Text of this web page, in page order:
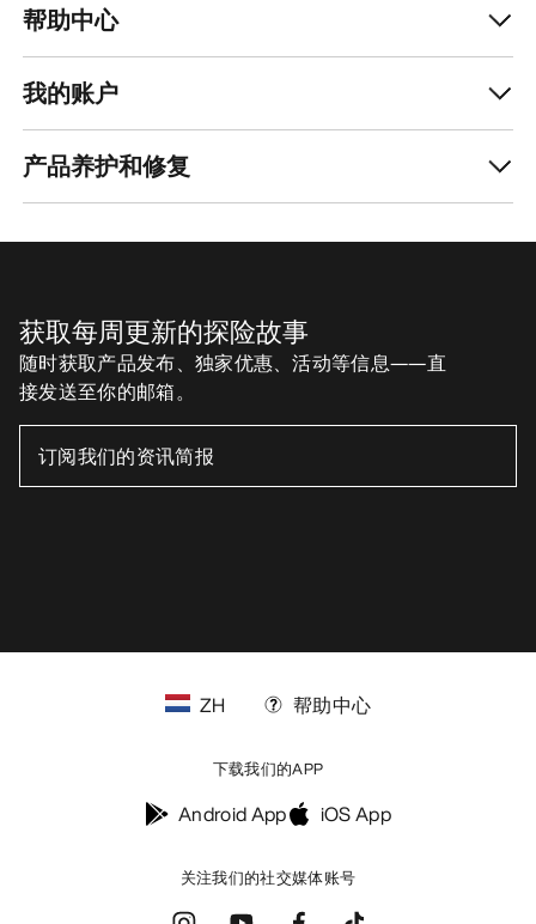
帮助中心
我的账户
产品养护和修复
获取每周更新的探险故事
随时获取产品发布、独家优惠、活动等信息——直
接发送至你的邮箱。
关注我们的社交媒体账号
ZH 帮助中心
下载我们的APP
Android App iOS App